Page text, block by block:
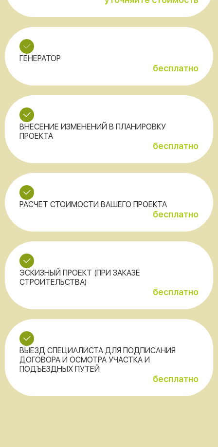
ГЕНЕРАТОР
бесплатно
ВНЕСЕНИЕ ИЗМЕНЕНИЙ В ПЛАНИРОВКУ
ПРОЕКТА
бесплатно
РАСЧЕТ СТОИМОСТИ ВАШЕГО ПРОЕКТА
бесплатно
ЭСКИЗНЫЙ ПРОЕКТ (ПРИ ЗАКАЗЕ
СТРОИТЕЛЬСТВА)
бесплатно
ВЫЕЗД СПЕЦИАЛИСТА ДЛЯ ПОДПИСАНИЯ
ДОГОВОРА И ОСМОТРА УЧАСТКА И
ПОДЪЕЗДНЫХ ПУТЕЙ
бесплатно